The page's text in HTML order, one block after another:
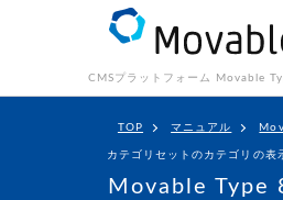
CMSプラットフォーム Movable
TOP マニュアル
カテゴリセットのカテゴリの表
Movable Type